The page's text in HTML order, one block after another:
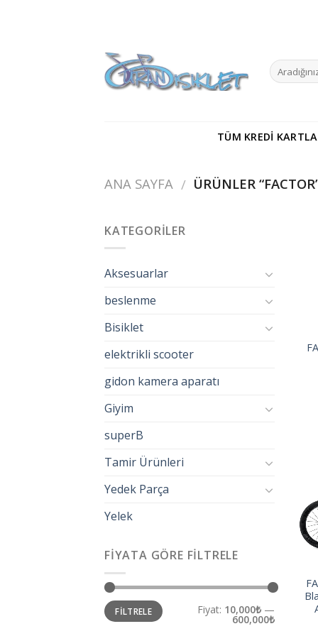
TÜM KREDI
ANA SAYFA / ÜRÜNLER
KATEGORILER
Aksesuarlar
beslenme
Bisiklet
elektrikli scooter
gidon kamera aparatı
Giyim
superB
Tamir Ürünleri
Yedek Parça
Yelek
FIYATA GÖRE FILTRELE
FILTRELE Fiyat: 10,000₺ —
600,000₺